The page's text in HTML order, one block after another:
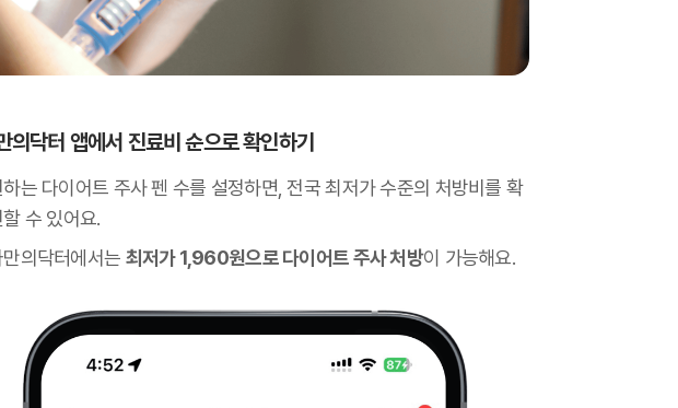
의닥터 앱에서 진료비 순으로 확인하기
는 다이어트 주사 펜 수를 설정하면, 전국 최저가 수준의 처방비를 확
수 있어요.
의닥터에서는 최저가 1,960원으로 다이어트 주사 처방이 가능해요.